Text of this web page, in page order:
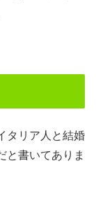
タリア人と結婚
と書いてありま